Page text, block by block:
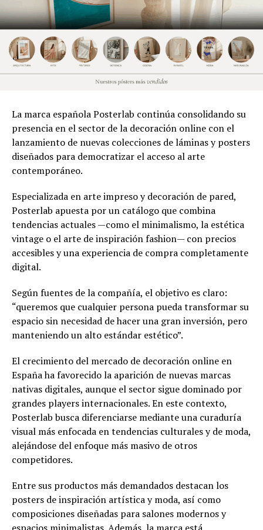
La marca española Posterlab continúa consolidando su
presencia en el sector de la decoración online con el
lanzamiento de nuevas colecciones de láminas y posters
diseñados para democratizar el acceso al arte
contemporáneo.
Especializada en arte impreso y decoración de pared,
Posterlab apuesta por un catálogo que combina
tendencias actuales —como el minimalismo, la estética
vintage o el arte de inspiración fashion— con precios
accesibles y una experiencia de compra completamente
digital.
Según fuentes de la compañía, el objetivo es claro:
“queremos que cualquier persona pueda transformar su
espacio sin necesidad de hacer una gran inversión, pero
manteniendo un alto estándar estético”.
El crecimiento del mercado de decoración online en
España ha favorecido la aparición de nuevas marcas
nativas digitales, aunque el sector sigue dominado por
grandes players internacionales. En este contexto,
Posterlab busca diferenciarse mediante una curaduría
visual más enfocada en tendencias culturales y de moda,
alejándose del enfoque más masivo de otros
competidores.
Entre sus productos más demandados destacan los
posters de inspiración artística y moda, así como
composiciones diseñadas para salones modernos y